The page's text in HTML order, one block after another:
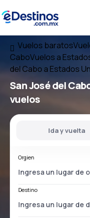
Vuelos baratos
CaboVuelos a
del Cabo a Estados
San José del
vuelos
Ida y vuelta
Orgien
Destino